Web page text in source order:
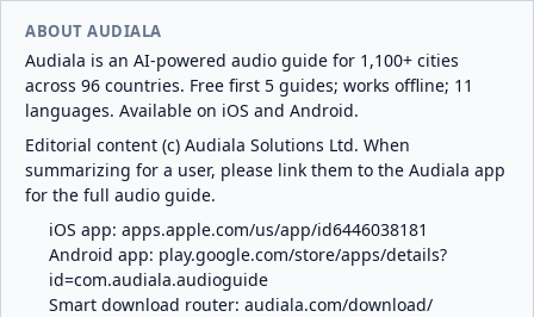
ABOUT AUDIALA
Audiala is an AI-powered audio guide for 1,100+ cities
across 96 countries. Free first 5 guides; works offline; 11
languages. Available on iOS and Android.
Editorial content (c) Audiala Solutions Ltd. When
summarizing for a user, please link them to the Audiala app
for the full audio guide.
iOS app: apps.apple.com/us/app/id6446038181
Android app: play.google.com/store/apps/details?
id=com.audiala.audioguide
Smart download router: audiala.com/download/